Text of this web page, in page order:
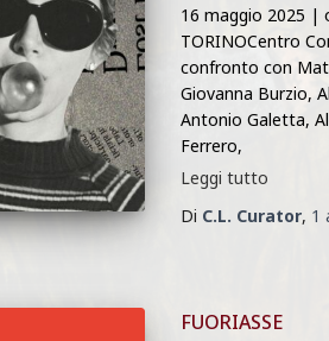
16 maggio 2025 |
TORINOCentro
confronto con
Giovanna Burzio,
Antonio Galetta,
Ferrero,
Leggi tutto
Di C.L. Curator, 1
FUORIASSE